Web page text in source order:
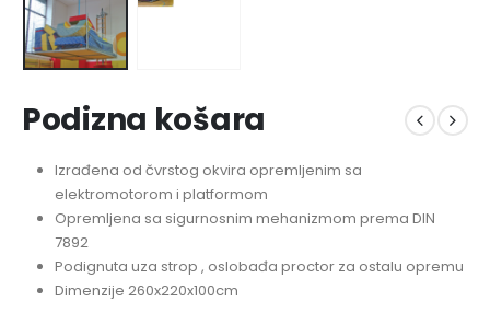
Podizna košara
Izrađena od čvrstog okvira opremljenim sa
elektromotorom i platformom
Opremljena sa sigurnosnim mehanizmom prema DIN
7892
Podignuta uza strop , oslobađa proctor za ostalu opremu
Dimenzije 260x220x100cm